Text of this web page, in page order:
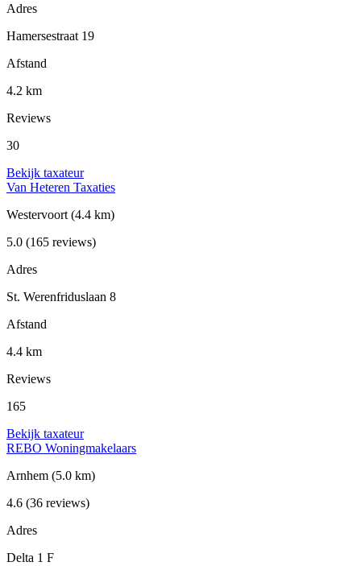
Adres
Hamersestraat 19
Afstand
4.2 km
Reviews
30
Bekijk taxateur
Van Heteren Taxaties
Westervoort (4.4 km)
5.0 (165 reviews)
Adres
St. Werenfriduslaan 8
Afstand
4.4 km
Reviews
165
Bekijk taxateur
REBO Woningmakelaars
Arnhem (5.0 km)
4.6 (36 reviews)
Adres
Delta 1 F